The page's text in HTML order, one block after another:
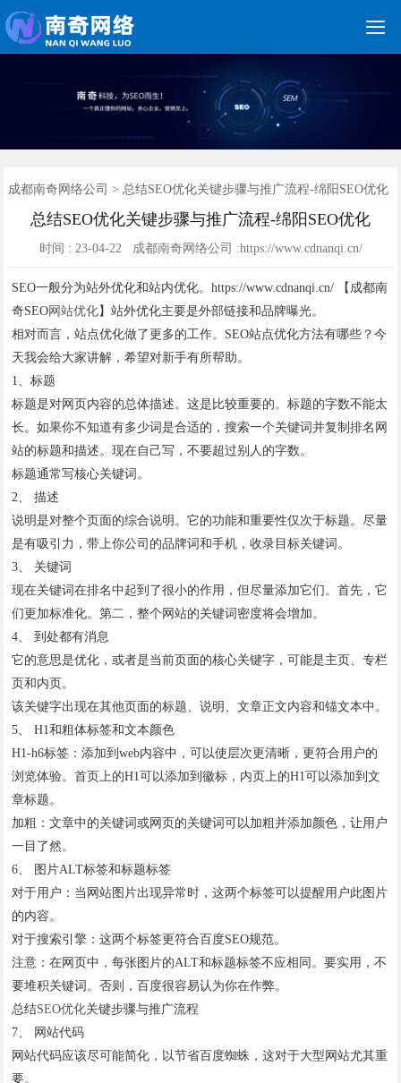

首页
网站建设
网站制作
关键词优化
朋友圈广告
竞价托管
网络营销
网络推广
软件开发
新媒体运营
成都南奇网络公司 > 总结SEO优化关键步骤与推广流程-绵阳SEO优化
总结SEO优化关键步骤与推广流程-绵阳SEO优化
时间 : 23-04-22 成都南奇网络公司 :https://www.cdnanqi.cn/
SEO一般分为站外优化和站内优化。https://www.cdnanqi.cn/ 【成都南
奇SEO网站优化】站外优化主要是外部链接和品牌曝光。
相对而言，站点优化做了更多的工作。SEO站点优化方法有哪些？今
天我会给大家讲解，希望对新手有所帮助。
1、标题
标题是对网页内容的总体描述。这是比较重要的。标题的字数不能太
长。如果你不知道有多少词是合适的，搜索一个关键词并复制排名网
站的标题和描述。现在自己写，不要超过别人的字数。
标题通常写核心关键词。
2、 描述
说明是对整个页面的综合说明。它的功能和重要性仅次于标题。尽量
是有吸引力，带上你公司的品牌词和手机，收录目标关键词。
3、 关键词
现在关键词在排名中起到了很小的作用，但尽量添加它们。首先，它
们更加标准化。第二，整个网站的关键词密度将会增加。
4、 到处都有消息
它的意思是优化，或者是当前页面的核心关键字，可能是主页、专栏
页和内页。
该关键字出现在其他页面的标题、说明、文章正文内容和锚文本中。
5、 H1和粗体标签和文本颜色
H1-h6标签：添加到web内容中，可以使层次更清晰，更符合用户的
浏览体验。首页上的H1可以添加到徽标，内页上的H1可以添加到文
章标题。
加粗：文章中的关键词或网页的关键词可以加粗并添加颜色，让用户
一目了然。
6、 图片ALT标签和标题标签
对于用户：当网站图片出现异常时，这两个标签可以提醒用户此图片
的内容。
对于搜索引擎：这两个标签更符合百度SEO规范。
注意：在网页中，每张图片的ALT和标题标签不应相同。要实用，不
要堆积关键词。否则，百度很容易认为你在作弊。
总结SEO优化关键步骤与推广流程
7、 网站代码
网站代码应该尽可能简化，以节省百度蜘蛛，这对于大型网站尤其重
要。